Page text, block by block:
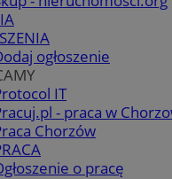
ogłoszenie
IT
- praca w
Chorzów
o pracę